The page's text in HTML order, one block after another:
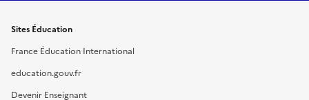
Sites Éducation
France Éducation International
education.gouv.fr
Devenir Enseignant